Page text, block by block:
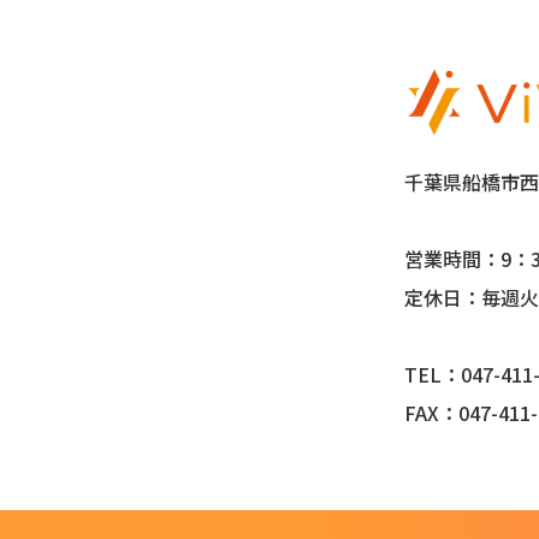
千葉県船橋市
営業時間：9：
定休日：毎週
TEL：047-
FAX：047-